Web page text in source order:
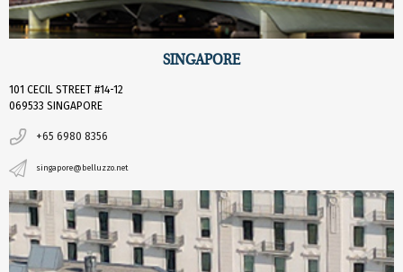
SINGAPORE
101 CECIL STREET #14-12
069533 SINGAPORE
+65 6980 8356
singapore@belluzzo.net